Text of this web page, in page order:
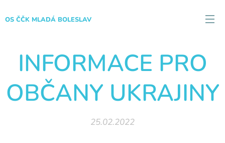
OS ČČK MLADÁ BOLESLAV
INFORMACE PRO
OBČANY UKRAJINY
25.02.2022